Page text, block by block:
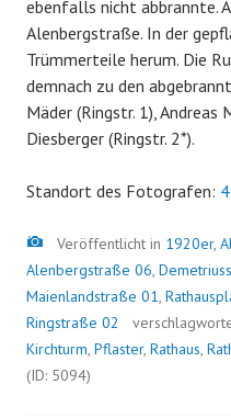
ebenfalls nicht abbrannte.
Alenbergstraße. In der
Trümmerteile herum. Die
demnach zu den
Mäder (Ringstr. 1), Andreas
Diesberger (Ringstr. 2*).
Standort des Fotografen:
Bild
Veröffentlicht in 1920er,
Alenbergstraße 06,
Maienlandstraße 01,
Ringstraße 02
Kirchturm, Pflaster, Rathaus,
(ID: 5094)